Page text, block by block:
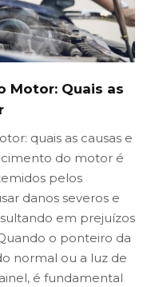
Motor: Quais as
quais as causas e
do motor é
pelos
danos severos e
em prejuízos
o ponteiro da
normal ou a luz de
é fundamental